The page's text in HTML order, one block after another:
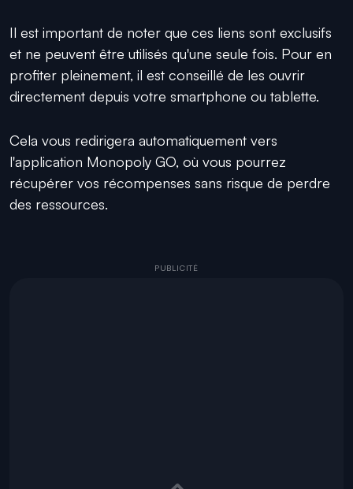
Il est important de noter que ces liens sont exclusifs
et ne peuvent être utilisés qu'une seule fois. Pour en
profiter pleinement, il est conseillé de les ouvrir
directement depuis votre smartphone ou tablette.
Cela vous redirigera automatiquement vers
l'application Monopoly GO, où vous pourrez
récupérer vos récompenses sans risque de perdre
des ressources.